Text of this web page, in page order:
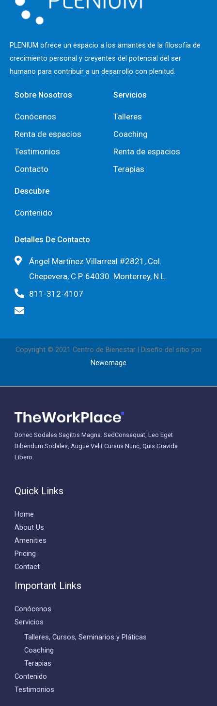
PLENIUM ofrece un espacio a los amantes de la filosofía de
crecimiento personal y creyentes del potencial del ser
humano para contribuir a un desarrollo con plenitud.
Sobre Nosotros
Conócenos
Renta de espacios
Testimonios
Contacto
Descubre
Contenido
Servicios
Talleres
Coaching
Renta de espacios
Terapias
Detalles De Contacto
Ángel Martínez Villarreal #2821, Col.
Chepevera, C.P. 64030. Monterrey, N.L.
811-312-4107
Copyright © 2021 Centro de Bienestar | Diseño del sitio por
Newemage
Donec Sodales Sagittis Magna. SedConsequat, Leo Eget
Bibendum Sodales, Augue Velit Cursus Nunc, Quis Gravida
Libero.
Quick Links
Home
About Us
Amenities
Pricing
Contact
Important Links
Conócenos
Servicios
Talleres, Cursos, Seminarios y Pláticas
Coaching
Terapias
Contenido
Testimonios